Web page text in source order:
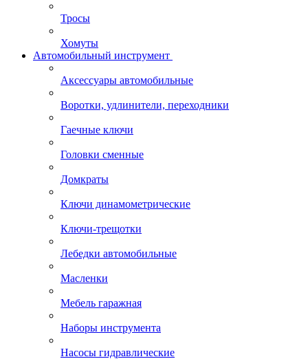
Тросы
Хомуты
Автомобильный инструмент
Аксессуары автомобильные
Воротки, удлинители, переходники
Гаечные ключи
Головки сменные
Домкраты
Ключи динамометрические
Ключи-трещотки
Лебедки автомобильные
Масленки
Мебель гаражная
Наборы инструмента
Насосы гидравлические